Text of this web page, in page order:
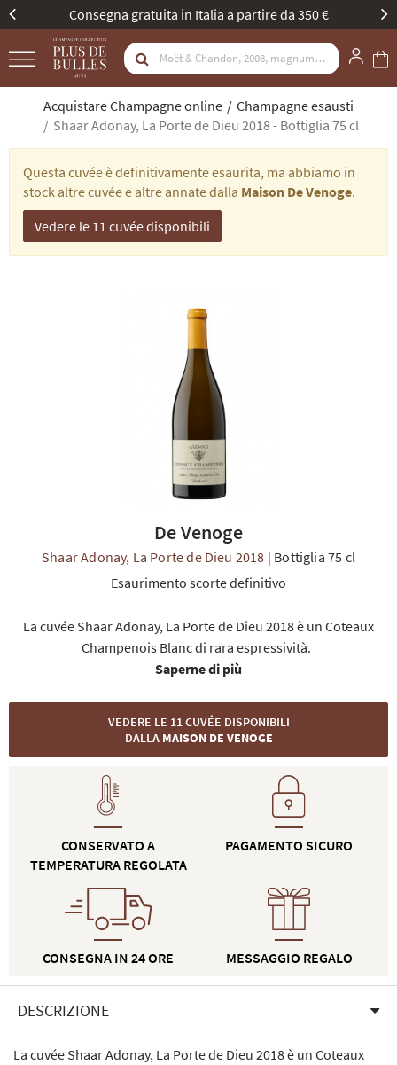
Consegna gratuita in Italia a partire da 350 €
Acquistare Champagne online
Champagne esausti
Shaar Adonay, La Porte de Dieu 2018 - Bottiglia 75 cl
Questa cuvée è definitivamente esaurita, ma abbiamo in
stock altre cuvée e altre annate dalla Maison De Venoge.
Vedere le 11 cuvée disponibili
De Venoge
Shaar Adonay, La Porte de Dieu 2018 | Bottiglia 75 cl
Esaurimento scorte definitivo
La cuvée Shaar Adonay, La Porte de Dieu 2018 è un Coteaux
Champenois Blanc di rara espressività.
Saperne di più
VEDERE LE 11 CUVÉE DISPONIBILI
DALLA MAISON DE VENOGE
CONSERVATO A
TEMPERATURA REGOLATA
CONSEGNA IN 24 ORE
PAGAMENTO SICURO
MESSAGGIO REGALO
DESCRIZIONE
La cuvée Shaar Adonay, La Porte de Dieu 2018 è un Coteaux